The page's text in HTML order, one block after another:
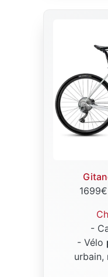
-
- Vélo
urbain,